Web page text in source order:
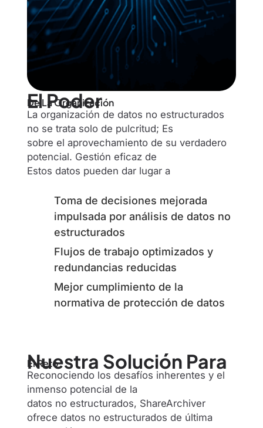
El Poder
De La Organización
La organización de datos no estructurados
no se trata solo de pulcritud; Es
sobre el aprovechamiento de su verdadero
potencial. Gestión eficaz de
Estos datos pueden dar lugar a
Toma de decisiones mejorada
impulsada por análisis de datos no
estructurados
Flujos de trabajo optimizados y
redundancias reducidas
Mejor cumplimiento de la
normativa de protección de datos
Nuestra Solución Para
El Reto
Reconociendo los desafíos inherentes y el
inmenso potencial de la
datos no estructurados, ShareArchiver
ofrece datos no estructurados de última